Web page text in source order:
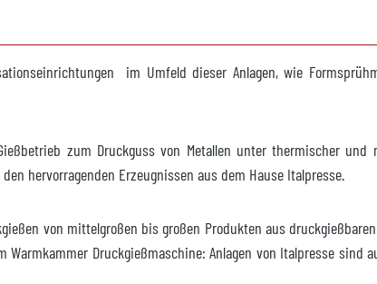
im Umfeld dieser Anlagen, wie
zum Druckguss von Metallen unter thermischer und
hervorragenden Erzeugnissen aus dem Hause Italpresse.
von mittelgroßen bis großen Produkten aus
Warmkammer Druckgießmaschine: Anlagen von Italpresse sind